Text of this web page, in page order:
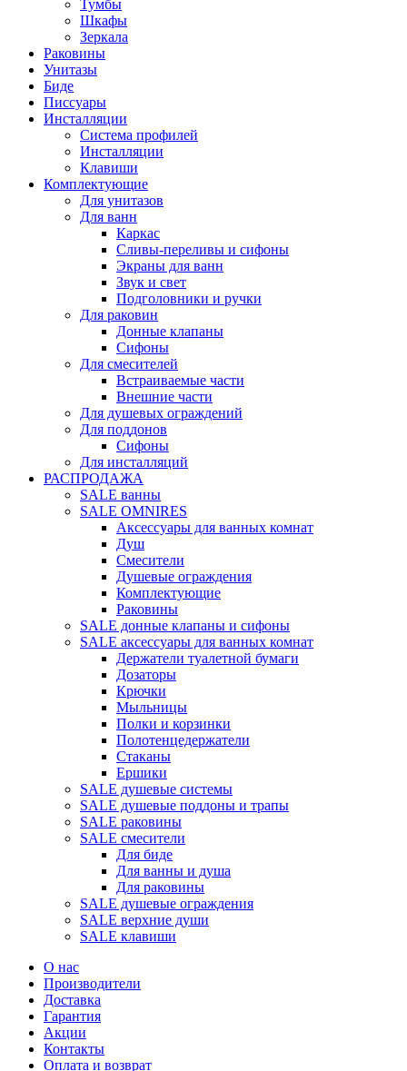
Тумбы
Шкафы
Зеркала
Раковины
Унитазы
Биде
Писсуары
Инсталляции
Система профилей
Инсталляции
Клавиши
Комплектующие
Для унитазов
Для ванн
Каркас
Сливы-переливы и сифоны
Экраны для ванн
Звук и свет
Подголовники и ручки
Для раковин
Донные клапаны
Сифоны
Для смесителей
Встраиваемые части
Внешние части
Для душевых ограждений
Для поддонов
Сифоны
Для инсталляций
РАСПРОДАЖА
SALE ванны
SALE OMNIRES
Аксессуары для ванных комнат
Душ
Смесители
Душевые ограждения
Комплектующие
Раковины
SALE донные клапаны и сифоны
SALE аксессуары для ванных комнат
Держатели туалетной бумаги
Дозаторы
Крючки
Мыльницы
Полки и корзинки
Полотенцедержатели
Стаканы
Ершики
SALE душевые системы
SALE душевые поддоны и трапы
SALE раковины
SALE смесители
Для биде
Для ванны и душа
Для раковины
SALE душевые ограждения
SALE верхние души
SALE клавиши
О нас
Производители
Доставка
Гарантия
Акции
Контакты
Оплата и возврат